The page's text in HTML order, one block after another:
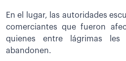
En el lugar, las autoridades
comerciantes que fueron
quienes entre lágrimas
abandonen.